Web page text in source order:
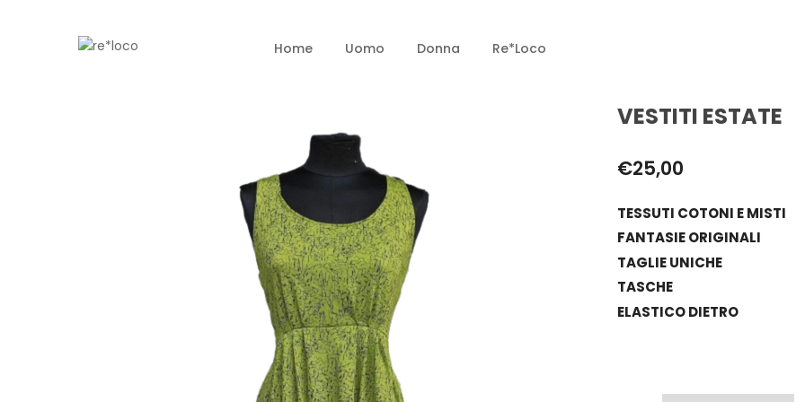
Home Uomo Donna Re*loco
VESTITI ESTATE
€25,00
TESSUTI COTONI E MISTI
FANTASIE ORIGINALI
TAGLIE UNICHE
TASCHE
ELASTICO DIETRO